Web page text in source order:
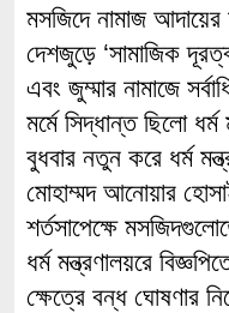
মসজিদে নামাজ
দেশজুড়ে ‘সামাজিক
এবং জুম্মার নামাজে
মর্মে সিদ্ধান্ত ছিলো ধর্ম
বুধবার নতুন করে ধর্ম
মোহাম্মদ আনোয়ার
শর্তসাপেক্ষে
ধর্ম মন্ত্রণালয়রে
ক্ষেত্রে বন্ধ ঘোষণার